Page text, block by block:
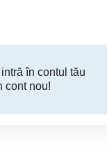
în contul tău
cont nou!